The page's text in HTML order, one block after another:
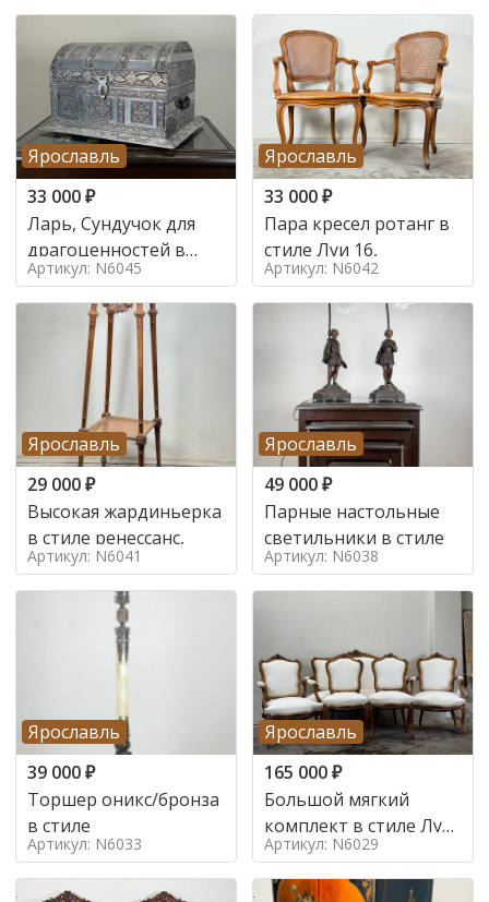
Ярославль
33 000₽
Ларь, Сундучок для
драгоценностей в
стиле
Артикул: N6045
Ярославль
33 000₽
Пара кресел ротанг в
стиле Луи 16,
Артикул: N6042
Ярославль
29 000₽
Высокая жардиньерка
в стиле ренессанс,
Артикул: N6041
Ярославль
49 000₽
Парные настольные
светильники в стиле
Артикул: N6038
Ярославль
39 000₽
Торшер оникс/бронза
в стиле
Артикул: N6033
Ярославль
165 000₽
Большой мягкий
комплект в стиле Луи
в стиле
Артикул: N6029